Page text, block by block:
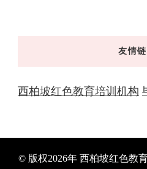
友情
西柏坡红色教育培训机构
© 版权2026年 西柏坡红色教